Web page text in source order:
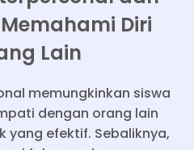
Diri
Lain
memungkinkan siswa
dengan orang lain
yang efektif. Sebaliknya,